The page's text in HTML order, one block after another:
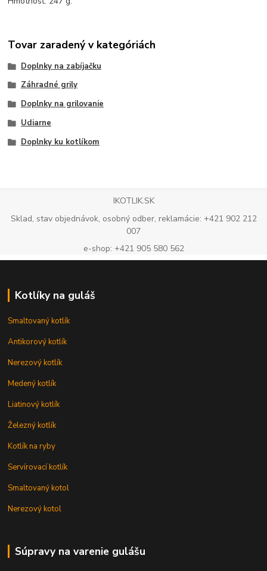
Tovar zaradený v kategóriách
Doplnky na zabíjačku
Záhradné grily
Doplnky na grilovanie
Udiarne
Doplnky ku kotlíkom
IKOTLIK.SK
Sklad, stav objednávok, osobný odber, reklamácie: +421 902 212
007
e-shop: +421 905 580 562
Kotlíky na guláš
Smaltovaný kotlík
Antikorový kotlík
Nerezový kotlík
Medený kotlík
Liatinový kotlík
Železný kotlík
Kotlík na ryby
Servírovací kotlík
Smaltovaný kotol
Nerezový kotol
Súpravy na varenie gulášu